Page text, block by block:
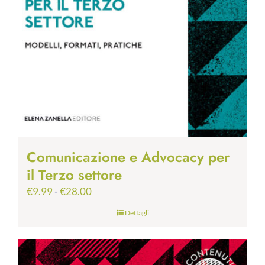
Comunicazione e Advocacy per
il Terzo settore
€9.99-€28.00Fascia
€9.99
Dettagli